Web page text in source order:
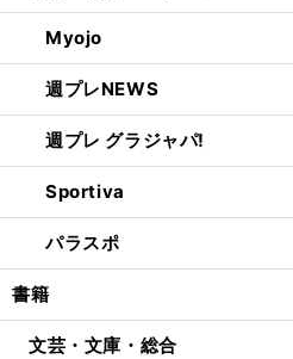
Myojo
週プレNEWS
週プレ グラジャパ!
Sportiva
パラスポ
書籍
文芸・文庫・総合